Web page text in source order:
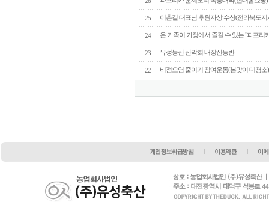
25 이춘길 대표님 후원자상 수상(전라북도
24 온 가족이 가정에서 즐길 수 있는 "파프리
23 유성농산 산악회 내장산등반
22 비점오염 줄이기 참여운동(봄맞이 대청소